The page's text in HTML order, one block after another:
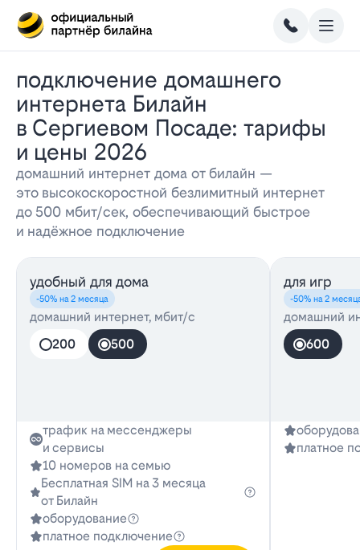
Подключение домашнего
интернета Билайн
в Сергиевом Посаде: тарифы
и цены 2026
домашний интернет дома от билайн —
это высокоскоростной безлимитный интернет
до 500 мбит/сек, обеспечивающий быстрое
и надёжное подключение
удобный для дома
-50% на 2 месяца
домашний интернет, мбит/с
200
500
трафик на мессенджеры
и сервисы
10 номеров на семью
Бесплатная SIM на 3 месяца
от Билайн
оборудование
платное подключение
для игр
-50% на 2
домашний
600
платное